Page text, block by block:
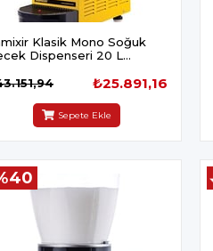
Klasik Mono Soğuk
Dispenseri 20 L
₺25.891,16
Sepete Ekle